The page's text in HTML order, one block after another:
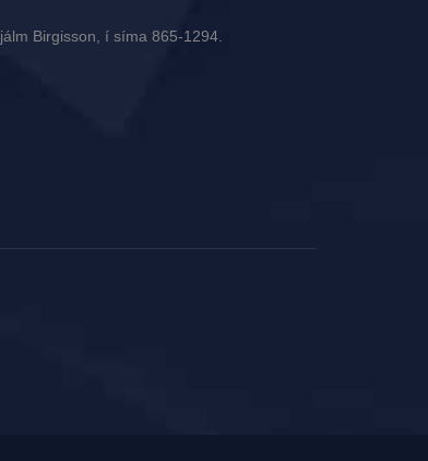
Birgisson, í síma 865-1294.